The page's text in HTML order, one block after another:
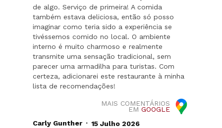
de algo. Serviço de primeira! A comida
também estava deliciosa, então só posso
imaginar como teria sido a experiência se
tivéssemos comido no local. O ambiente
interno é muito charmoso e realmente
transmite uma sensação tradicional, sem
parecer uma armadilha para turistas. Com
certeza, adicionarei este restaurante à minha
lista de recomendações!
MAIS COMENTÁRIOS
EM GOOGLE
Carly Gunther . 15 Julho 2026